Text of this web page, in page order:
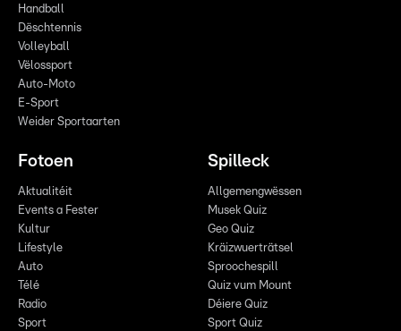
Handball
Dëschtennis
Volleyball
Vëlossport
Auto-Moto
E-Sport
Weider Sportaarten
Fotoen
Aktualitéit
Events a Fester
Kultur
Lifestyle
Auto
Télé
Radio
Sport
Spilleck
Allgemengwëssen
Musek Quiz
Geo Quiz
Kräizwuerträtsel
Sproochespill
Quiz vum Mount
Déiere Quiz
Sport Quiz